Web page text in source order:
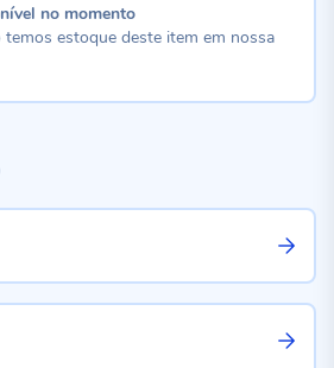
no momento
temos estoque deste item em nossa